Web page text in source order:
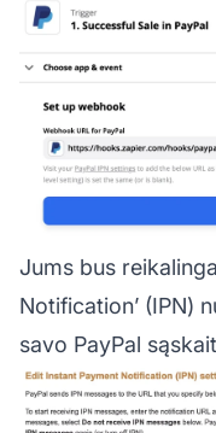
Jums bus
Notification’ (IPN)
savo PayPal